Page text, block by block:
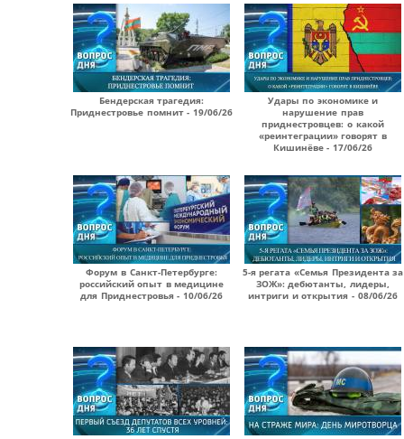
Бендерская трагедия:
Приднестровье помнит - 19/06/26
Удары по экономике и
нарушение прав
приднестровцев: о какой
«реинтеграции» говорят в
Кишинёве - 17/06/26
Форум в Санкт-Петербурге:
российский опыт в медицине
для Приднестровья - 10/06/26
5-я регата «Семья Президента за
ЗОЖ»: дебютанты, лидеры,
интриги и открытия - 08/06/26